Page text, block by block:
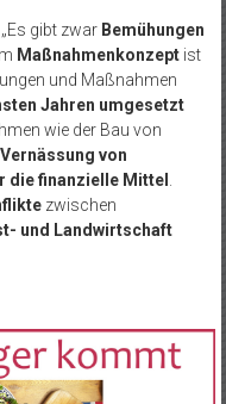
gibt zwar Bemühungen
Maßnahmenkonzeptist
und Maßnahmen
Jahren umgesetzt
wie der Bau von
Vernässung von
die finanzielle Mittel .
zwischen
und Landwirtschaft